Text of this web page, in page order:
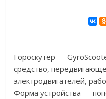
Гороскутер —
средство,
электродвигателей,
Форма устройства —